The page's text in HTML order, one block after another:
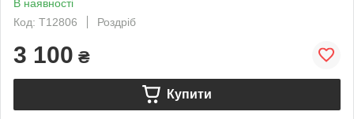
В наявності
Код: T12806
Роздріб
3 100 ₴
Купити